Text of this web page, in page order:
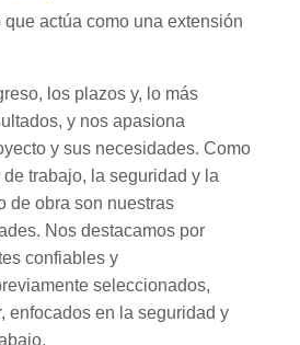
actúa como una extensión
los plazos y, lo más
y nos apasiona
y sus necesidades. Como
trabajo, la seguridad y la
de obra son nuestras
Nos destacamos por
confiables y
seleccionados,
enfocados en la seguridad y